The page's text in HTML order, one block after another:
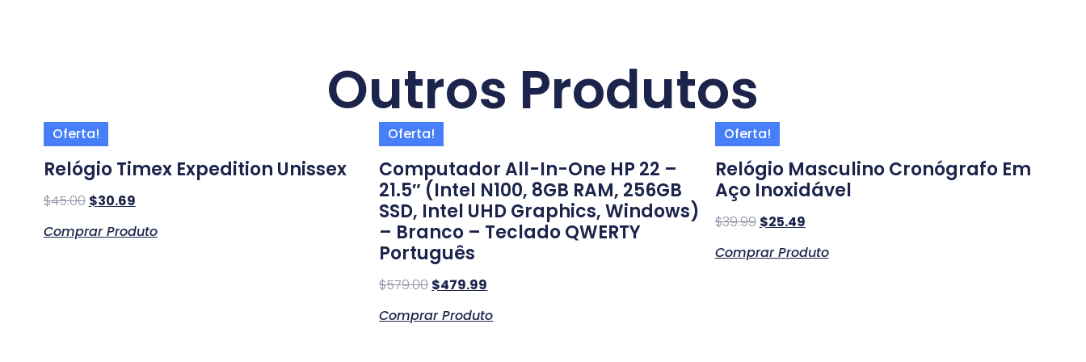
Outros Produtos
Oferta!
Relógio Timex Expedition Unissex
$45.00 $30.69
Comprar Produto
Oferta!
Computador All-In-One HP 22 –
21.5″ (Intel N100, 8GB RAM, 256GB
SSD, Intel UHD Graphics, Windows)
– Branco – Teclado QWERTY
Português
$579.00 $479.99
Comprar Produto
Oferta!
Relógio Masculino Cronógrafo Em
Aço Inoxidável
$39.99 $25.49
Comprar Produto